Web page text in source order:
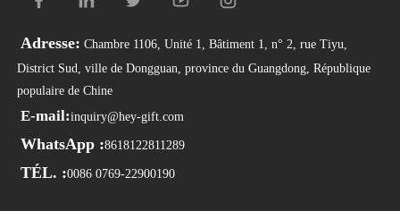
Adresse: Chambre 1106, Unité 1, Bâtiment 1, n° 2, rue Tiyu,
District Sud, ville de Dongguan, province du Guangdong, République
populaire de Chine
E-mail:inquiry@hey-gift.com
WhatsApp :8618122811289
TÉL. :0086 0769-22900190